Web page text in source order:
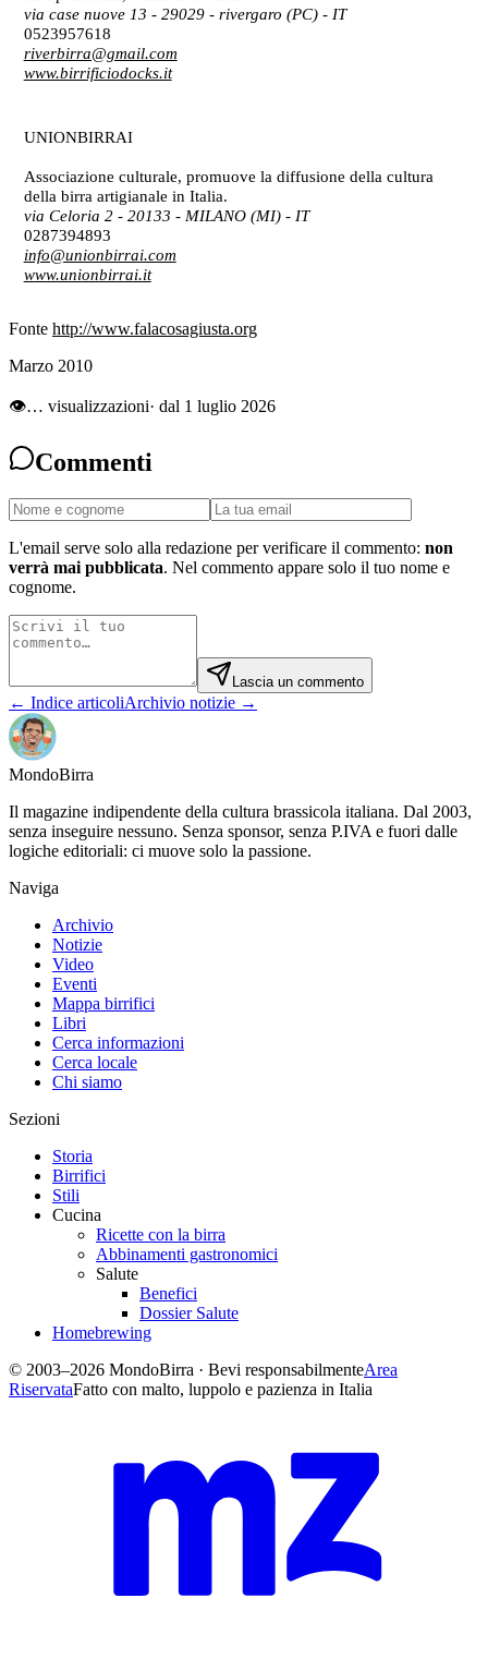
via case nuove 13 - 29029 - rivergaro (PC) - IT
0523957618
riverbirra@gmail.com
www.birrificiodocks.it
UNIONBIRRAI
Associazione culturale, promuove la diffusione della cultura
della birra artigianale in Italia.
via Celoria 2 - 20133 - MILANO (MI) - IT
0287394893
info@unionbirrai.com
www.unionbirrai.it
Fonte http://www.falacosagiusta.org
Marzo 2010
👁… visualizzazioni· dal 1 luglio 2026
Commenti
L'email serve solo alla redazione per verificare il commento: non
verrà mai pubblicata. Nel commento appare solo il tuo nome e
cognome.
Lascia un commento
← Indice articoliArchivio notizie →
MondoBirra
Il magazine indipendente della cultura brassicola italiana. Dal 2003,
senza inseguire nessuno. Senza sponsor, senza P.IVA e fuori dalle
logiche editoriali: ci muove solo la passione.
Naviga
Archivio
Notizie
Video
Eventi
Mappa birrifici
Libri
Cerca informazioni
Cerca locale
Chi siamo
Sezioni
Storia
Birrifici
Stili
Cucina
Ricette con la birra
Abbinamenti gastronomici
Salute
Benefici
Dossier Salute
Homebrewing
© 2003–2026 MondoBirra · Bevi responsabilmenteArea
RiservataFatto con malto, luppolo e pazienza in Italia